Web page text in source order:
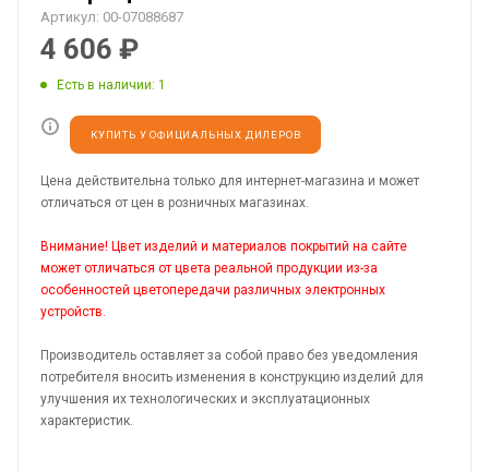
Артикул: 00-07088687
4 606 ₽
Есть в наличии: 1
КУПИТЬ У ОФИЦИАЛЬНЫХ ДИЛЕРОВ
Цена действительна только для интернет-магазина и может
отличаться от цен в розничных магазинах.
Внимание! Цвет изделий и материалов покрытий на сайте
может отличаться от цвета реальной продукции из-за
особенностей цветопередачи различных электронных
устройств.
Производитель оставляет за собой право без уведомления
потребителя вносить изменения в конструкцию изделий для
улучшения их технологических и эксплуатационных
характеристик.